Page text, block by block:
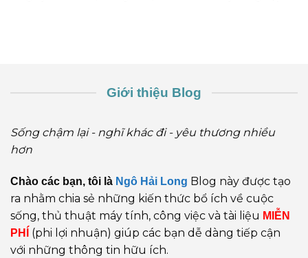
Giới thiệu Blog
Sống chậm lại - nghĩ khác đi - yêu thương nhiều
hơn
Chào các bạn, tôi là Ngô Hải Long Blog này được tạo
ra nhằm chia sẻ những kiến thức bổ ích về cuộc
sống, thủ thuật máy tính, công việc và tài liệu MIỄN
PHÍ
(phi lợi nhuận) giúp các bạn dễ dàng tiếp cận
với những thông tin hữu ích.